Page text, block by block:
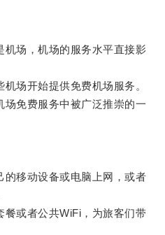
场，机场的服务水平直接影
场开始提供免费机场服务。
免费服务中被广泛推崇的一
移动设备或电脑上网，或者
或者公共WiFi，为旅客们带